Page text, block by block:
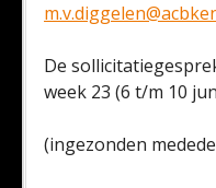
De
week 23 (6 t/m 10
(ingezonden